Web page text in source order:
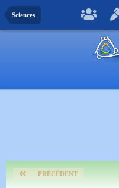
Sciences
PRÉCÉDENT